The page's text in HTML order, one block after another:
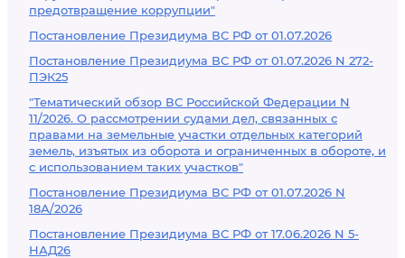
предотвращение коррупции"
Постановление Президиума ВС РФ от 01.07.2026
Постановление Президиума ВС РФ от 01.07.2026 N 272-
ПЭК25
"Тематический обзор ВС Российской Федерации N
11/2026. О рассмотрении судами дел, связанных с
правами на земельные участки отдельных категорий
земель, изъятых из оборота и ограниченных в обороте, и
с использованием таких участков"
Постановление Президиума ВС РФ от 01.07.2026 N
18А/2026
Постановление Президиума ВС РФ от 17.06.2026 N 5-
НАД26